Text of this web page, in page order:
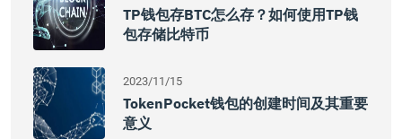
TP钱包存BTC怎么存？如何使用TP钱
包存储比特币
2023/11/15
TokenPocket钱包的创建时间及其重要
意义